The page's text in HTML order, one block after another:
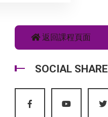
返回課程頁面
SOCIAL SHARE